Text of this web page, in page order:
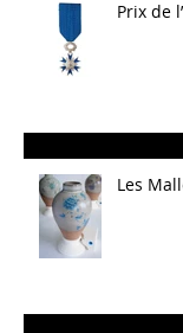
Prix de
Les